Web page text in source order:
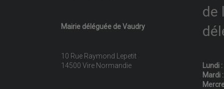
Mairie déléguée de Vaudry
10 Rue Raymond Lepetit
14500 Vire Normandie
de
Lundi
Mardi